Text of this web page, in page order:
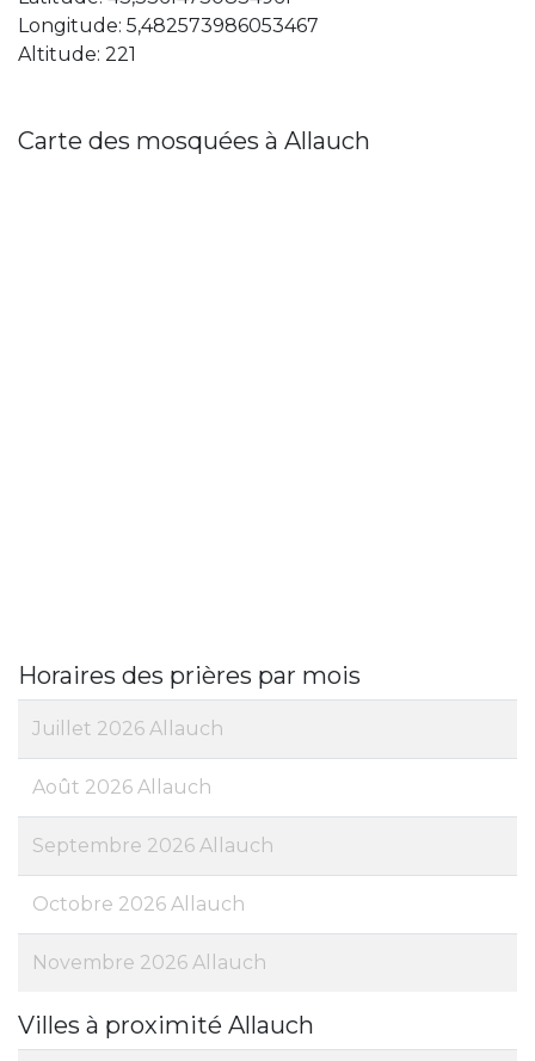
Longitude: 5,482573986053467
Altitude: 221
Carte des mosquées à Allauch
Horaires des prières par mois
Juillet 2026 Allauch
Août 2026 Allauch
Septembre 2026 Allauch
Octobre 2026 Allauch
Novembre 2026 Allauch
Villes à proximité Allauch